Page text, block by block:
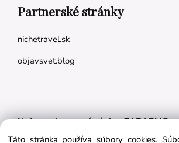
Partnerské stránky
nichetravel.sk
objavsvet.blog
Naše appky pre vás úplne ZADARMO:
Táto stránka používa súbory cookies.